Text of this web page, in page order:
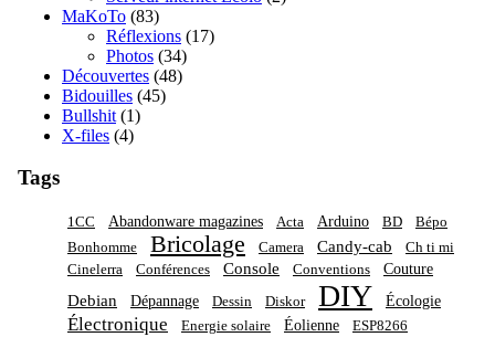
MaKoTo (83)
Réflexions (17)
Photos (34)
Découvertes (48)
Bidouilles (45)
Bullshit (1)
X-files (4)
Tags
1CC Abandonware magazines Acta Arduino BD
Bépo
Bonhomme
Bricolage Camera Candy-cab
Ch ti mi
Cinelerra
Conférences Console Conventions Couture
Debian Dépannage Dessin Diskor DIY Écologie
Électronique Energie solaire Éolienne
ESP8266